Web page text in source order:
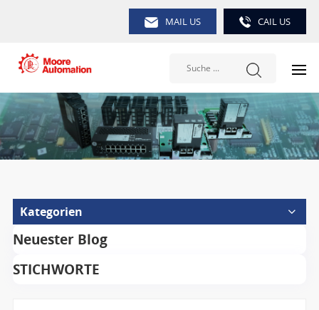
MAIL US CAIL US
Kategorien
Neuester Blog
STICHWORTE